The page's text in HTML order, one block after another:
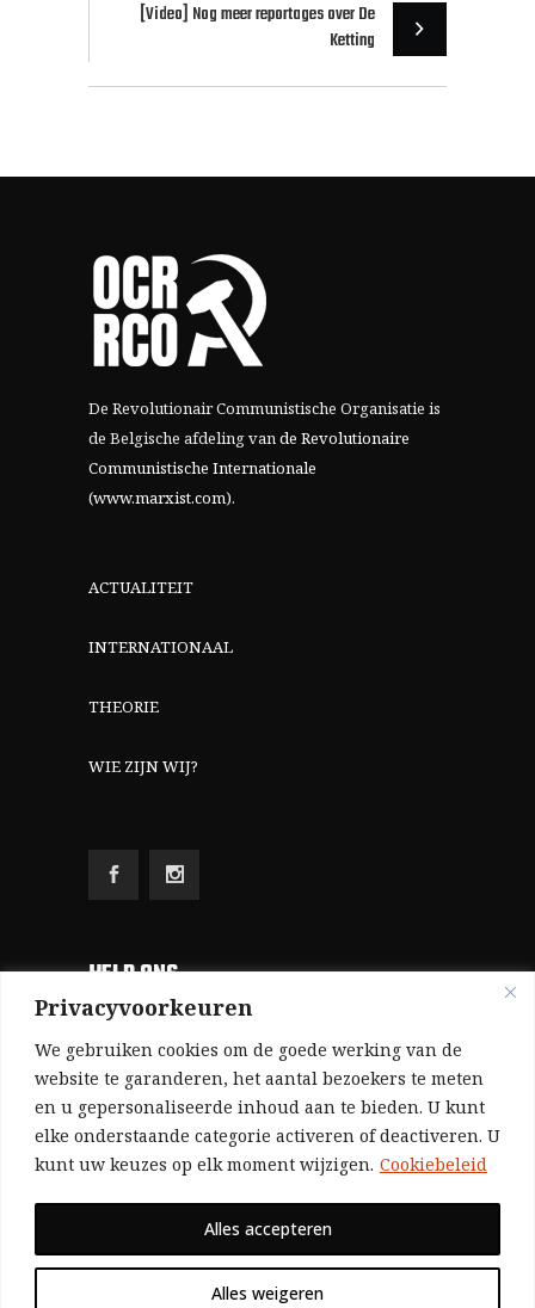
Privacyvoorkeuren
We gebruiken cookies om de goede werking van de
website te garanderen, het aantal bezoekers te meten
en u gepersonaliseerde inhoud aan te bieden. U kunt
elke onderstaande categorie activeren of deactiveren. U
kunt uw keuzes op elk moment wijzigen. Cookiebeleid
Alles weigeren
Alles accepteren
[Video] Nog meer reportages over De
Ketting
De Revolutionair Communistische Organisatie is
de Belgische afdeling vande Revolutionaire
Communistische Internationale
(www.marxist.com).
ACTUALITEIT
INTERNATIONAAL
THEORIE
WIE ZIJN WIJ?
HELP ONS
Aangezien we volledig zelf gefinancierd zijn
(zonder subsidies, zonder commerciële
advertenties en zonder rijke sponsors), zijn we
voor de publicatie van ons tijdschrift uitsluitend
afhankelijk van de financiële steun van onze
Bij voorbaat dank voor uw solidariteit.